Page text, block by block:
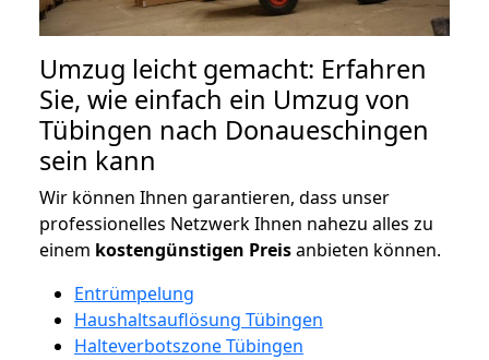
Umzug leicht gemacht: Erfahren
Sie, wie einfach ein Umzug von
Tübingen nach Donaueschingen
sein kann
Wir können Ihnen garantieren, dass unser
professionelles Netzwerk Ihnen nahezu alles zu
einem kostengünstigen Preisanbieten können.
Entrümpelung
Haushaltsauflösung Tübingen
Halteverbotszone Tübingen